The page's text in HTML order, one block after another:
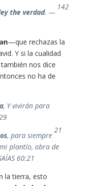
142
Tu justicia es justicia eterna, Y
the verdad. —
—que rechazas la
Y si la cualidad
nos dice
no ha de
, Y vivirán para
21
, para siempre
plantío, obra de
60:21
la tierra, esto